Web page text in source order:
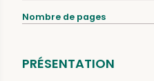
Nombre de pages
PRÉSENTATION